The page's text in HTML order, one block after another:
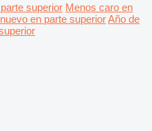
superior Menos caro en
en parte superiorAño de